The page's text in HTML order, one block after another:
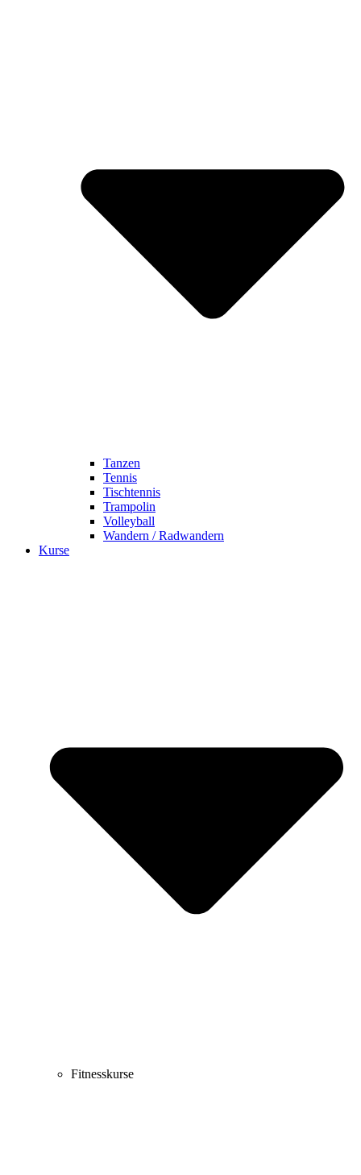
Tanzen
Tennis
Tischtennis
Trampolin
Volleyball
Wandern / Radwandern
Kurse
Fitnesskurse